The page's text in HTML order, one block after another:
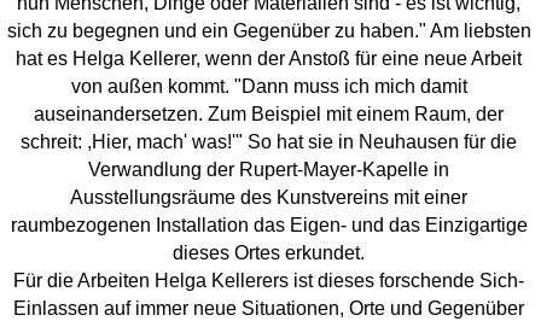
sich zu begegnen und ein Gegenüber zu haben." Am liebsten
hat es Helga Kellerer, wenn der Anstoß für eine neue Arbeit
von außen kommt. "Dann muss ich mich damit
auseinandersetzen. Zum Beispiel mit einem Raum, der
schreit: ,Hier, mach' was!'" So hat sie in Neuhausen für die
Verwandlung der Rupert-Mayer-Kapelle in
Ausstellungsräume des Kunstvereins mit einer
raumbezogenen Installation das Eigen- und das Einzigartige
dieses Ortes erkundet.
Für die Arbeiten Helga Kellerers ist dieses forschende Sich-
Einlassen auf immer neue Situationen, Orte und Gegenüber